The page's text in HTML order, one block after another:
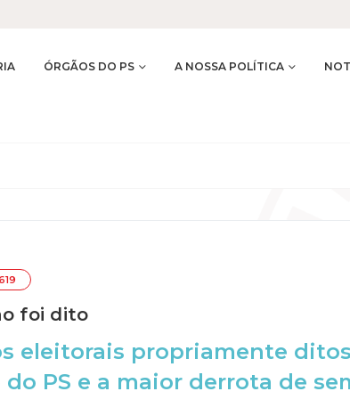
ÓRGÃOS DO PS A NOSSA POLÍTICA
foi dito
eleitorais propriamente
PS e a maior derrota de